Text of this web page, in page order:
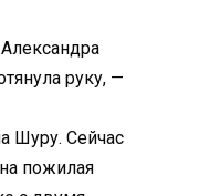
руку, —
Шуру. Сейчас
пожилая